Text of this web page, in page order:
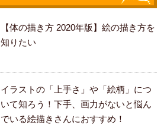
【体の描き方 2020年版】絵の描き方を
知りたい
イラストの「上手さ」や「絵柄」につ
いて知ろう！下手、画力がないと悩ん
でいる絵描きさんにおすすめ！